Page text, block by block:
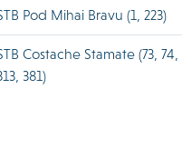
Pod Mihai Bravu (1, 223)
Costache Stamate (73, 74,
381)